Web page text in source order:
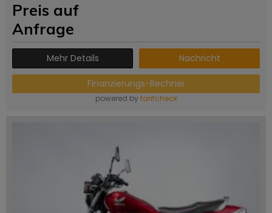
Preis auf
Anfrage
Mehr Details Nachricht
Finanzierungs-Rechner
powered by tarifcheck